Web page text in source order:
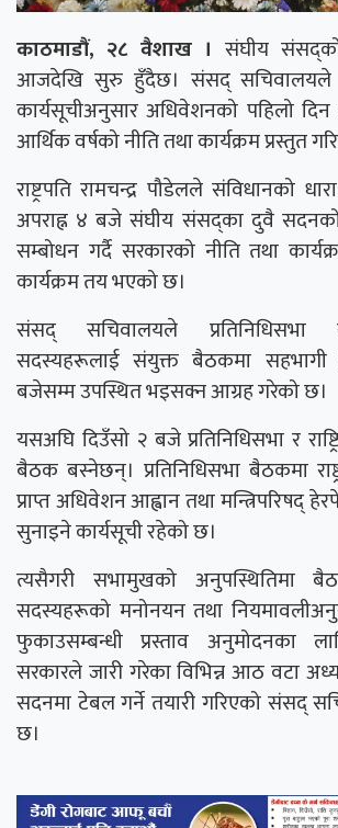
काठमाडौं, २८ वैशाख । संघीय
आजदेखि सुरु हुँदैछ। संसद् सचिवालयले
कार्यसूचीअनुसार अधिवेशनको पहिलो
आर्थिक वर्षको नीति तथा कार्यक्रम प्रस्तुत
राष्ट्रपति रामचन्द्र पौडेलले संविधानको
अपराह्न ४ बजे संघीय संसद्का दुवै
सम्बोधन गर्दै सरकारको नीति तथा
कार्यक्रम तय भएको छ।
संसद् सचिवालयले प्रतिनिधिसभा र
सदस्यहरूलाई संयुक्त बैठकमा सहभागी
बजेसम्म उपस्थित भइसक्न आग्रह गरेको छ।
यसअघि दिउँसो २ बजे प्रतिनिधिसभा र
बैठक बस्नेछन्। प्रतिनिधिसभा बैठकमा
प्राप्त अधिवेशन आह्वान तथा मन्त्रिपरिषद्
सुनाइने कार्यसूची रहेको छ।
त्यसैगरी सभामुखको अनुपस्थितिमा
सदस्यहरूको मनोनयन तथा
फुकाउसम्बन्धी प्रस्ताव अनुमोदनका
सरकारले जारी गरेका विभिन्न आठ वटा
सदनमा टेबल गर्ने तयारी गरिएको संसद्
छ।